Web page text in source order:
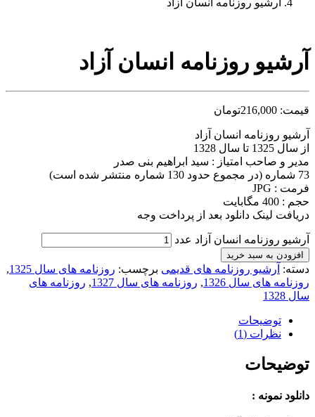
آرشیو روزنامه انسان آزاد
آرشیو روزنامه انسان آزاد
قیمت: 216,000تومان
آرشیو روزنامه انسان آزاد
از سال 1325 تا سال 1328
مدیر و صاحب امتیاز : سید ابراهیم بنی صدر
73 شماره (در مجموع حدود 130 شماره منتشر شده است)
فرمت : JPG
حجم : 400 مگابایت
دریافت لینک دانلود بعد از پرداخت وجه
آرشیو روزنامه انسان آزاد عدد
افزودن به سبد خرید
دسته: آرشیو روزنامه های قدیمی برچسب: روزنامه های سال 1325
,
روزنامه های سال 1326
, روزنامه های سال 1327 , روزنامه های
سال 1328
توضیحات
نظرات (1)
توضیحات
دانلود نمونه :